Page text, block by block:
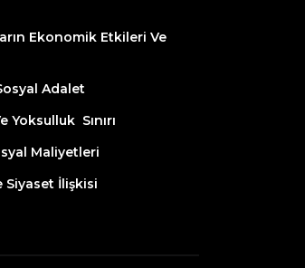
Ekonomik Etkileri Ve
Adalet
Yoksulluk Sınırı
Maliyetleri
Siyaset İlişkisi